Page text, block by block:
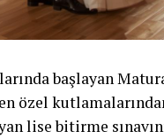
başlayan
özel
lise bitirme